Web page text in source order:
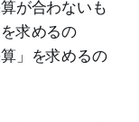
が合わないも
求めるの
」を求めるの